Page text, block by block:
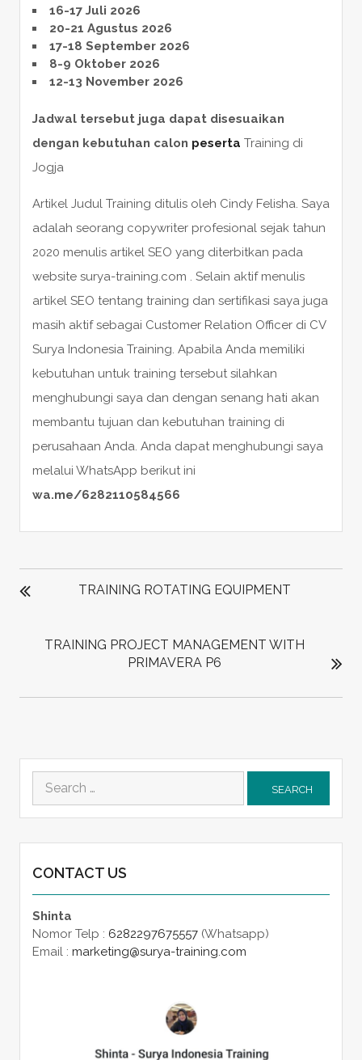
16-17 Juli 2026
20-21 Agustus 2026
17-18 September 2026
8-9 Oktober 2026
12-13 November 2026
Jadwal tersebut juga dapat disesuaikan
dengan kebutuhan calon peserta Training di
Jogja
Artikel Judul Training ditulis oleh Cindy Felisha. Saya
adalah seorang copywriter profesional sejak tahun
2020 menulis artikel SEO yang diterbitkan pada
website surya-training.com . Selain aktif menulis
artikel SEO tentang training dan sertifikasi saya juga
masih aktif sebagai Customer Relation Officer di CV
Surya Indonesia Training. Apabila Anda memiliki
kebutuhan untuk training tersebut silahkan
menghubungi saya dan dengan senang hati akan
membantu tujuan dan kebutuhan training di
perusahaan Anda. Anda dapat menghubungi saya
melalui WhatsApp berikut ini
wa.me/6282110584566
POST
NAVIGATIONTRAINING ROTATING EQUIPMENT
TRAINING PROJECT MANAGEMENT WITH
PRIMAVERA P6
Search
for:
CONTACT US
Shinta
Nomor Telp : 6282297675557(Whatsapp)
Email : marketing@surya-training.com